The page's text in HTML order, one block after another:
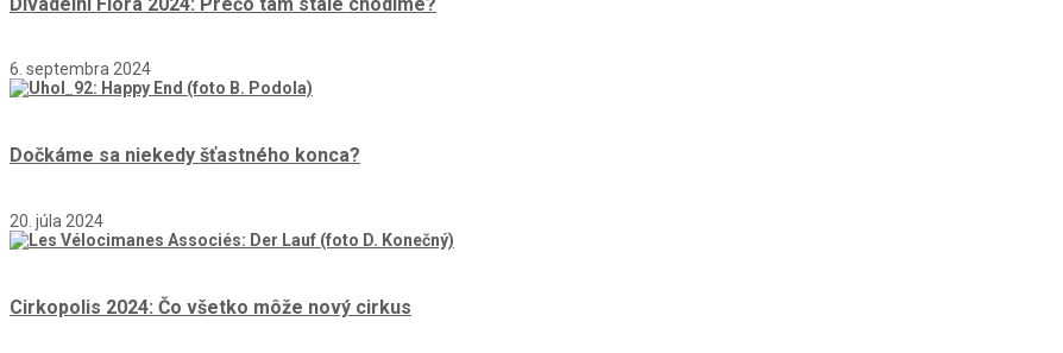
6. septembra 2024
Dočkáme sa niekedy šťastného konca?
20. júla 2024
Cirkopolis 2024: Čo všetko môže nový cirkus